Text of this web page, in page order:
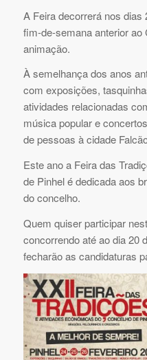
A Feira decorrerá nos dias
fim-de-semana anterior ao
animação.
À semelhança dos anos
com exposições,
atividades relacionadas
música popular e
de pessoas à cidade
Este ano a Feira das
de Pinhel é dedicada aos
do concelho.
Quem quiser participar
concorrendo até ao dia 20
fecharão as candidaturas